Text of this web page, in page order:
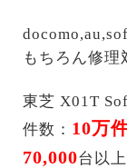
もちろん修理
東芝 X01T
件数： 10万
70,000台以